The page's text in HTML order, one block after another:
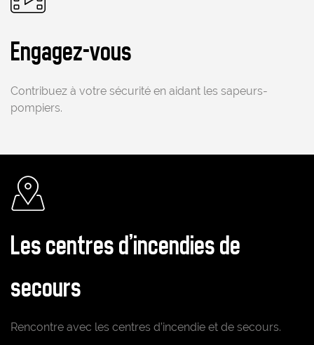
Engagez-vous
Contribuez à votre sécurité en aidant les sapeurs-
pompiers.
Les centres d'incendies de
secours
Rencontre avec les centres d’incendie et de secours.